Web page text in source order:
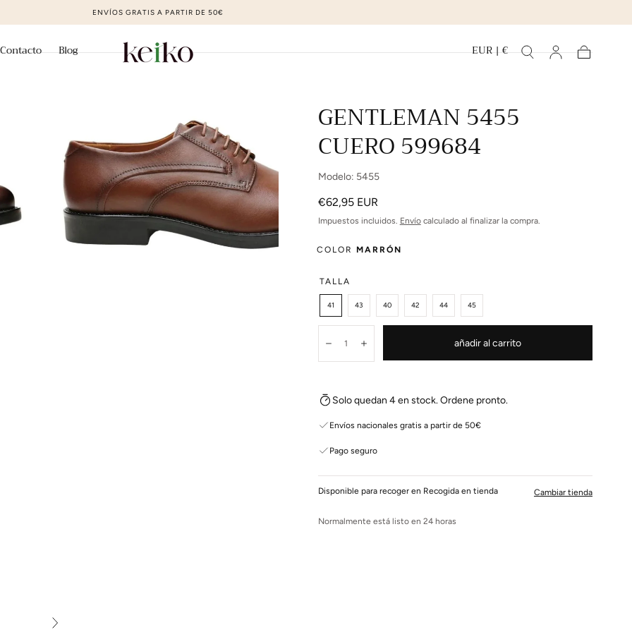
ZAPATOS DE MODA AL MEJOR PRECIO
Contacto Blog EUR | €
GENTLEMAN 5455
CUERO 599684
Modelo: 5455
Precio
regular
€62,95 EUR
Impuestos incluidos. Envíocalculado al finalizar la compra.
COLOR MARRÓN
TALLA
41 43 40 42 44 45
DisminuirAumentar añadir al carrito
Solo quedan 4 en stock. Ordene pronto.
Envíos nacionales gratis a partir de 50€
Pago seguro
Disponible para recoger en Recogida en tienda
Normalmente está listo en 24 horas
Cambiar tienda